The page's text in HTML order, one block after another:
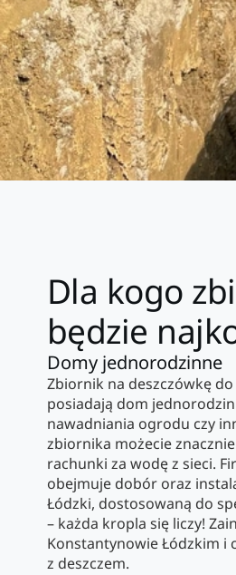
Dla kogo
będzie
Domy jednorodzinne
Zbiornik na deszczówkę
posiadają dom
nawadniania ogrodu czy
zbiornika możecie
rachunki za wodę z sieci.
obejmuje dobór oraz
Łódzki, dostosowaną do
– każda kropla się liczy!
Konstantynowie Łódzkim i
z deszczem.